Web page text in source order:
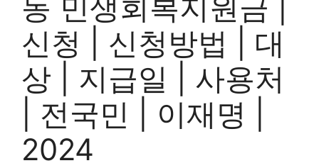
동 민생회복지원금 |
신청 | 신청방법 | 대
상 | 지급일 | 사용처
| 전국민 | 이재명 |
2024